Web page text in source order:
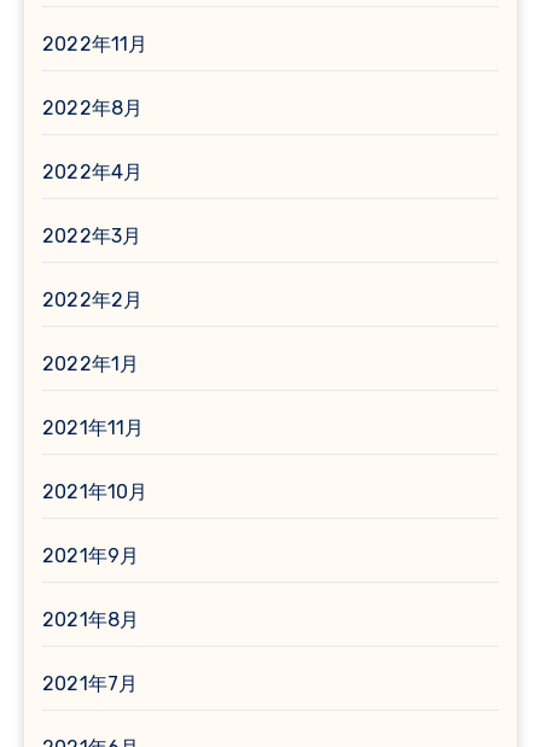
2022年11月
2022年8月
2022年4月
2022年3月
2022年2月
2022年1月
2021年11月
2021年10月
2021年9月
2021年8月
2021年7月